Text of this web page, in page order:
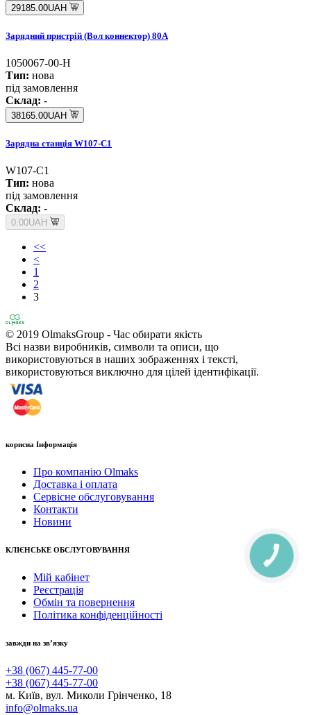
29185.00UAH
Зарядний пристрій (Вол коннектор) 80A
1050067-00-H
Тип: нова
під замовлення
Склад: -
38165.00UAH
Зарядна станція W107-С1
W107-С1
Тип: нова
під замовлення
Склад: -
0.00UAH
<<
<
1
2
3
© 2019 OlmaksGroup - Час обирати якість
Всі назви виробників, символи та описи, що
використовуються в наших зображеннях і тексті,
використовуються виключно для цілей ідентифікації.
корисна Інформація
Про компанію Olmaks
Доставка і оплата
Сервісне обслуговування
Контакти
Новини
КЛІЄНСЬКЕ ОБСЛУГОВУВАННЯ
Мій кабінет
Реєстрація
Обмін та повернення
Політика конфіденційності
завжди на зв’язку
+38 (067) 445-77-00
+38 (067) 445-77-00
м. Київ, вул. Миколи Грінченко, 18
info@olmaks.ua
КНОПКА
ЗВ'ЯЗКУ